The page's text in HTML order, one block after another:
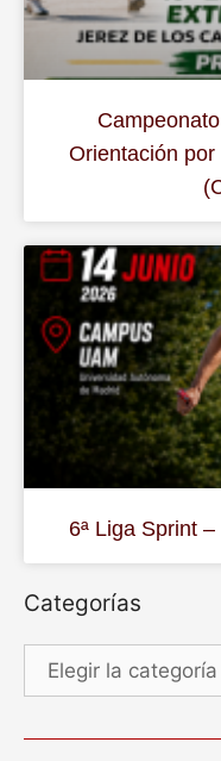
Orientación
6ª Liga Sprint
Categorías